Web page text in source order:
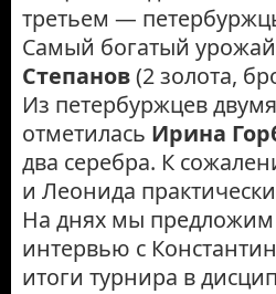
третьем —
Самый богатый
Степанов(2 золота,
Из петербуржцев
отметилась Ирина
два серебра. К
и Леонида
На днях мы
интервью с
итоги турнира в